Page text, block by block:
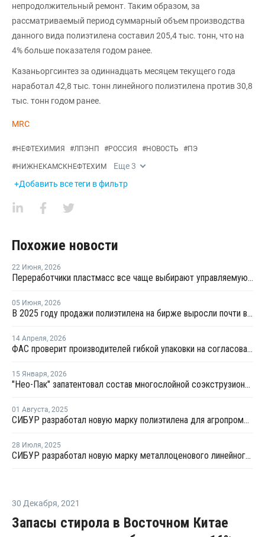
непродолжительный ремонт. Таким образом, за
рассматриваемый период суммарный объем производства
данного вида полиэтилена составил 205,4 тыс. тонн, что на
4% больше показателя годом ранее.
Казаньоргсинтез за одиннадцать месяцем текущего года
наработал 42,8 тыс. тонн линейного полиэтилена против 30,8
тыс. тонн годом ранее.
MRC
#НЕФТЕХИМИЯ #ЛПЭНП #РОССИЯ #НОВОСТЬ #ПЭ
#НИЖНЕКАМСКНЕФТЕХИМ Еще3
+Добавить все теги в фильтр
Похожие новости
22 Июня, 2026
Переработчики пластмасс все чаще выбирают управляемую вторичную гранулу
05 Июня, 2026
В 2025 году продажи полиэтилена на бирже выросли почти в 13 раз
14 Апреля, 2026
ФАС проверит производителей гибкой упаковки на согласованное повышение цен
15 Января, 2026
"Нео-Пак" запатентовал состав многослойной соэкструзионной пленки
01 Августа, 2025
СИБУР разработал новую марку полиэтилена для агропромышленного комплекса
28 Июля, 2025
СИБУР разработал новую марку металлоценового линейного полиэтилена
30 Декабря, 2021
Запасы стирола в Восточном Китае